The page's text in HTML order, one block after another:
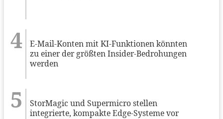
E-Mail-Konten mit KI-Funktionen könnten
zu einer der größten Insider-Bedrohungen
werden
StorMagic und Supermicro stellen
integrierte, kompakte Edge-Systeme vor